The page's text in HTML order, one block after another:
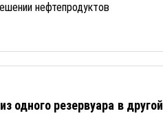
нефтепродуктов
одного резервуара в другой